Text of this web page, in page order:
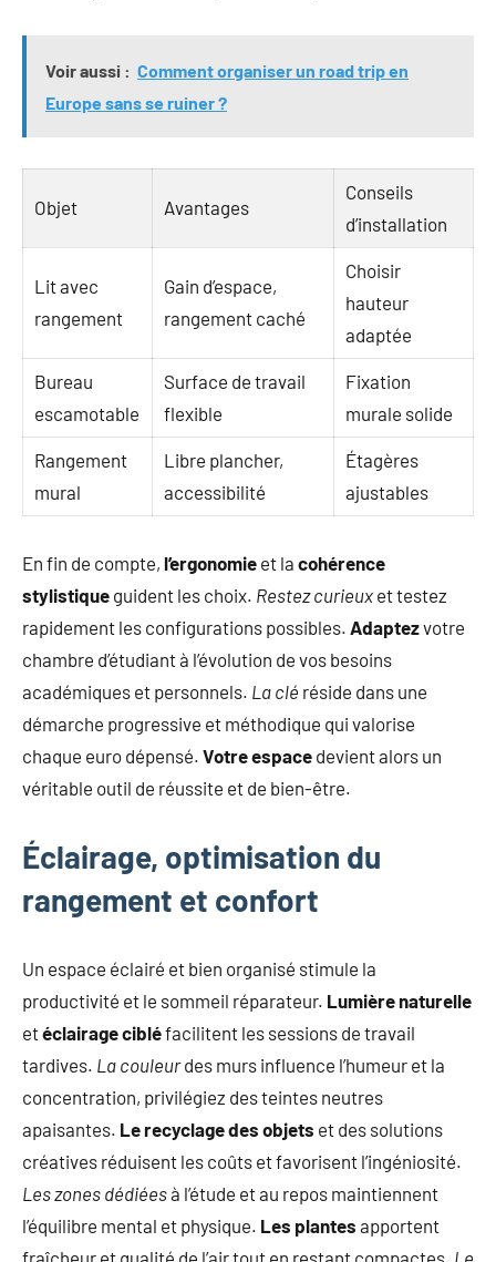
Voir aussi : Comment organiser un road trip en
Europe sans se ruiner ?
Objet Avantages
Conseils
d’installation
Lit avec
rangement
Gain d’espace,
rangement caché
Choisir
hauteur
adaptée
Bureau
escamotable
Surface de travail
flexible
Fixation
murale solide
Rangement
mural
Libre plancher,
accessibilité
Étagères
ajustables
En fin de compte, l’ergonomie et la cohérence
stylistique guident les choix. Restez curieux et testez
rapidement les configurations possibles. Adaptezvotre
chambre d’étudiant à l’évolution de vos besoins
académiques et personnels. La clé réside dans une
démarche progressive et méthodique qui valorise
chaque euro dépensé. Votre espace devient alors un
véritable outil de réussite et de bien-être.
Éclairage, optimisation du
rangement et confort
Un espace éclairé et bien organisé stimule la
productivité et le sommeil réparateur. Lumière naturelle
etéclairage cibléfacilitent les sessions de travail
tardives. La couleurdes murs influence l’humeur et la
concentration, privilégiez des teintes neutres
apaisantes. Le recyclage des objets et des solutions
créatives réduisent les coûts et favorisent l’ingéniosité.
Les zones dédiéesà l’étude et au repos maintiennent
l’équilibre mental et physique. Les plantes apportent
fraîcheur et qualité de l’air tout en restant compactes. Le